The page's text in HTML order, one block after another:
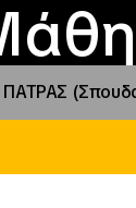
ΠΑΤΡΑΣ